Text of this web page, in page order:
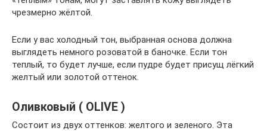
чрезмерно жёлтой.
Если у вас холодный тон, выбранная основа должна
выглядеть немного розоватой в баночке. Если тон
теплый, то будет лучше, если пудре будет присущ лёгкий
желтый или золотой оттенок.
Оливковый ( OLIVE )
Состоит из двух оттенков: желтого и зеленого. Эта